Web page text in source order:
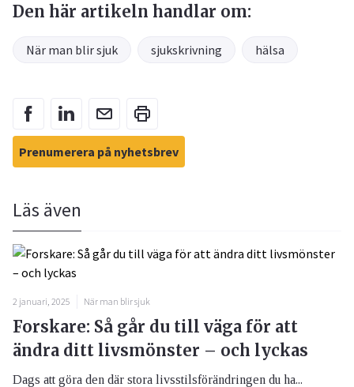
Den här artikeln handlar om:
När man blir sjuk sjukskrivning hälsa
Prenumerera på nyhetsbrev
Läs även
2 januari, 2025 När man blir sjuk
Forskare: Så går du till väga för att
ändra ditt livsmönster – och lyckas
Dags att göra den där stora livsstilsförändringen du ha...